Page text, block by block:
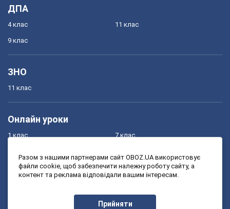
ДПА
4 клас
9 клас
11 клас
ЗНО
11 клас
Онлайн уроки
1 клас
3 клас
7 клас
9 клас
Разом з нашими партнерами сайт OBOZ.UA використовує
файли cookie, щоб забезпечити належну роботу сайту, а
контент та реклама відповідали вашим інтересам.
Прийняти